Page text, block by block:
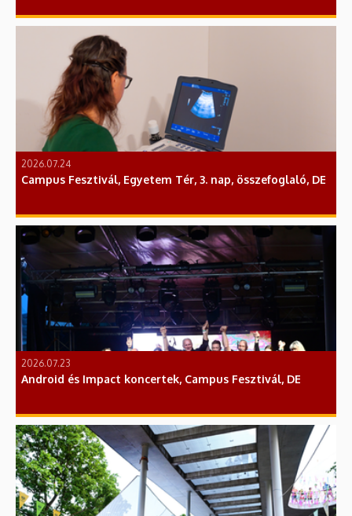
2026.07.24
Campus Fesztivál, Egyetem Tér, 3. nap, összefoglaló, DE
2026.07.23
Android és Impact koncertek, Campus Fesztivál, DE